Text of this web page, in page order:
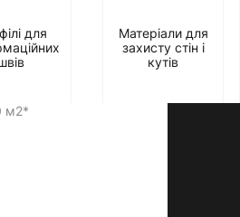
для
Матеріали для
захисту стін і
кутів